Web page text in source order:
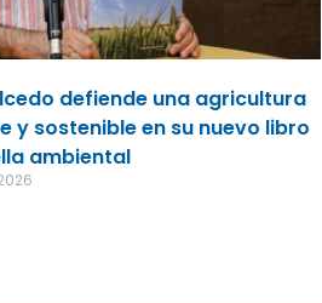
defiende una agricultura
y sostenible en su nuevo libro
ambiental